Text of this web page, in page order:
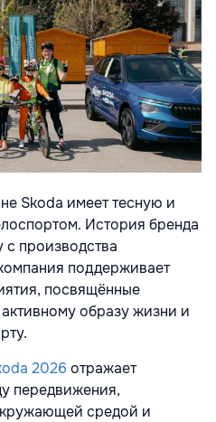
Skoda имеет тесную и
История бренда
с производства
поддерживает
посвящённые
образу жизни и
2026 отражает
передвижения,
средой и